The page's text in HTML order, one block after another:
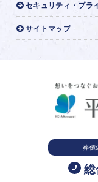
セキュリティ・プラ
サイトマップ
葬儀
総